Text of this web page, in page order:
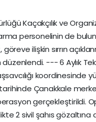
Kaçakçılık ve
personelinin de
ilişkin sırrın
--- 6 Aylık
koordinesinde
Çanakkale
gerçekleştirildi.
2 sivil şahıs gözaltına